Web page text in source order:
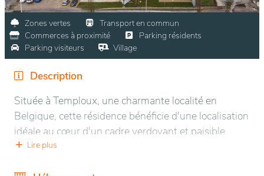
Zones vertes
Transport en commun
Commerces à proximité
Parking résidents
Parking visiteurs
Village
Description
Située à Temploux, une charmante localité en
Belgique, cette résidence bénéficie d'une localisation
idéale au cœur d'un cadre verdoyant et paisible.
Entourée de nature, elle offre une atmosphère
Lire plus